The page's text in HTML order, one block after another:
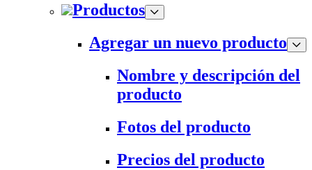
Productos
Agregar un nuevo producto
Nombre y descripción del
producto
Fotos del producto
Precios del producto